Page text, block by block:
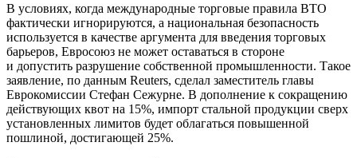
В условиях, когда международные торговые правила ВТО
фактически игнорируются, а национальная безопасность
используется в качестве аргумента для введения торговых
барьеров, Евросоюз не может оставаться в стороне
и допустить разрушение собственной промышленности. Такое
заявление, по данным Reuters, сделал заместитель главы
Еврокомиссии Стефан Сежурне. В дополнение к сокращению
действующих квот на 15%, импорт стальной продукции сверх
установленных лимитов будет облагаться повышенной
пошлиной, достигающей 25%.